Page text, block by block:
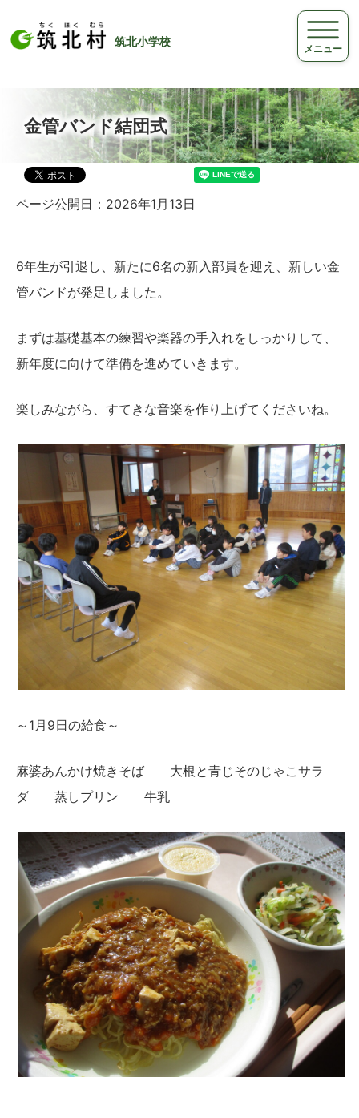
筑北小学校
メニュー
金管バンド結団式
ページ公開日：2026年1月13日
6年生が引退し、新たに6名の新入部員を迎え、新しい金
管バンドが発足しました。
まずは基礎基本の練習や楽器の手入れをしっかりして、
新年度に向けて準備を進めていきます。
楽しみながら、すてきな音楽を作り上げてくださいね。
～1月9日の給食～
麻婆あんかけ焼きそば 大根と青じそのじゃこサラ
ダ 蒸しプリン 牛乳